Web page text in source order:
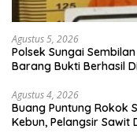
Agustus 5, 2026
Polsek Sungai
Barang Bukti Berhasil
Agustus 4, 2026
Buang Puntung Rokok
Kebun, Pelangsir Sawit